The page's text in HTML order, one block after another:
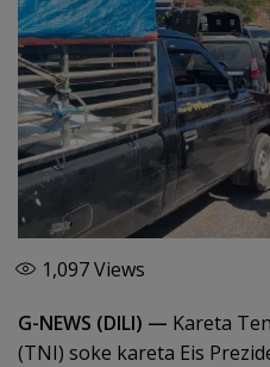
1,097Views
G-NEWS (DILI) — Kareta
(TNI) soke kareta Eis